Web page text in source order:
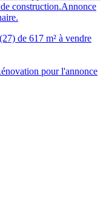
construction.Annonce